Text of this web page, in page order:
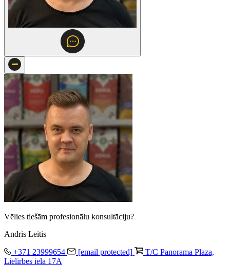
Vēlies tiešām profesionālu konsultāciju?
Andris Leitis
+371 23999654 [email protected]
T/C Panorama Plaza,
Lielirbes iela 17A